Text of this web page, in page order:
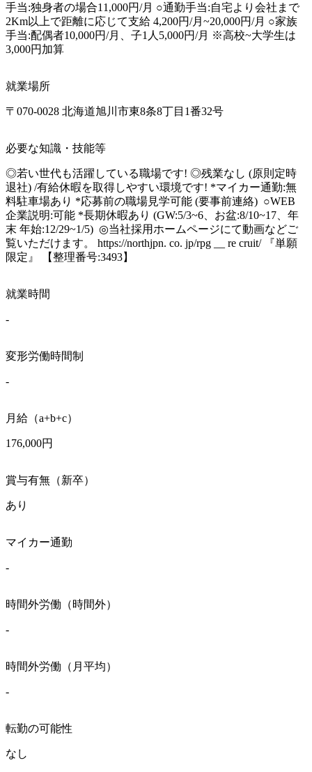
手当:独身者の場合11,000円/月 ○通勤手当:自宅より会社まで
2Km以上で距離に応じて支給 4,200円/月~20,000円/月 ○家族
手当:配偶者10,000円/月、子1人5,000円/月 ※高校~大学生は
3,000円加算
就業場所
〒070-0028 北海道旭川市東8条8丁目1番32号
必要な知識・技能等
◎若い世代も活躍している職場です! ◎残業なし (原則定時
退社) /有給休暇を取得しやすい環境です! *マイカー通勤:無
料駐車場あり *応募前の職場見学可能 (要事前連絡)  ○WEB
企業説明:可能 *長期休暇あり (GW:5/3~6、お盆:8/10~17、年
末 年始:12/29~1/5)  ◎当社採用ホームページにて動画などご
覧いただけます。 https://northjpn. co. jp/rpg __ re cruit/ 『単願
限定』 【整理番号:3493】
就業時間
-
変形労働時間制
-
月給（a+b+c）
176,000円
賞与有無（新卒）
あり
マイカー通勤
-
時間外労働（時間外）
-
時間外労働（月平均）
-
転勤の可能性
なし